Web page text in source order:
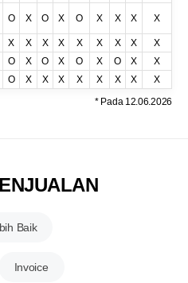
O X O X O X X X X
X X X X X X X X
X
O X O X O X O X
X
O X X X X X X X
X
* Pada 12.06.2026
Baik
Invoice